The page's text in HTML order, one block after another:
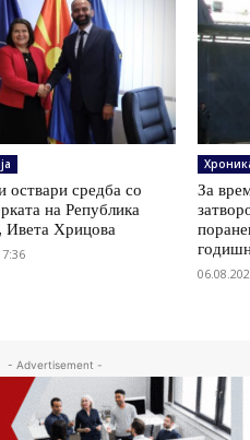
оствари средба со
на Република
Ивета Хрицова
За
- Advertisement -